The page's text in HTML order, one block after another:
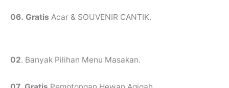
06. Gratis Acar & SOUVENIR CANTIK.
02. Banyak Pilihan Menu Masakan.